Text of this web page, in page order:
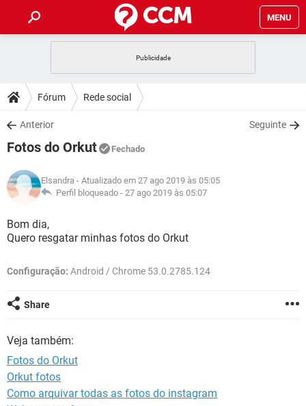
MENU
CELULAR
OUTLOOK
INSTAGRAM
GUIA DE COMPRAS
DICAS
JOGOS
INSTAGRAM GMAIL
DOWNLOADS
JOGOS
CELULAR
OUTLOOK EXCEL
INSTAGRAM
GUIA DE COMPRAS
JOGOS WHATSAPP
OUTLOOK
GUIA DE COMPRAS
GLOSSÁRIO
JOGOS
CELULAR FACEBOOK
GUIA DE COMPRAS
Fórum Rede social
Anterior Seguinte
Fotos do Orkut Fechado
Elsandra - Atualizado em 27 ago 2019 às 05:05
Perfil bloqueado - 27 ago 2019 às 05:07
Bom dia,
Quero resgatar minhas fotos do Orkut
Configuração: Android / Chrome 53.0.2785.124
Share
Veja também:
Fotos do Orkut
Orkut fotos
Como arquivar todas as fotos do instagram